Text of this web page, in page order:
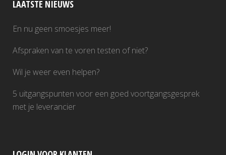
LAATSTE NIEUWS
En nu geen smoesjes meer!
Afspraken van te voren testen of niet?
Wil je weer even helpen?
5 uitgangspunten voor een goed voortgangsgesprek
met je leverancier